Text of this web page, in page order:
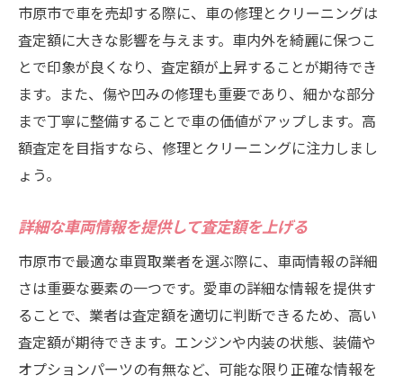
市原市で車を売却する際に、車の修理とクリーニングは
査定額に大きな影響を与えます。車内外を綺麗に保つこ
とで印象が良くなり、査定額が上昇することが期待でき
ます。また、傷や凹みの修理も重要であり、細かな部分
まで丁寧に整備することで車の価値がアップします。高
額査定を目指すなら、修理とクリーニングに注力しまし
ょう。
詳細な車両情報を提供して査定額を上げる
市原市で最適な車買取業者を選ぶ際に、車両情報の詳細
さは重要な要素の一つです。愛車の詳細な情報を提供す
ることで、業者は査定額を適切に判断できるため、高い
査定額が期待できます。エンジンや内装の状態、装備や
オプションパーツの有無など、可能な限り正確な情報を